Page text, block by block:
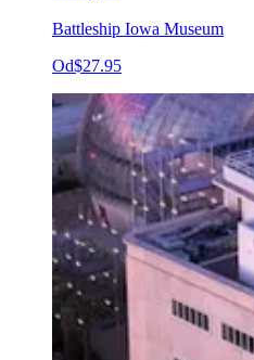
Battleship Iowa Museum
Od$27.95